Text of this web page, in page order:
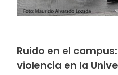
Ruido en el
violencia en la